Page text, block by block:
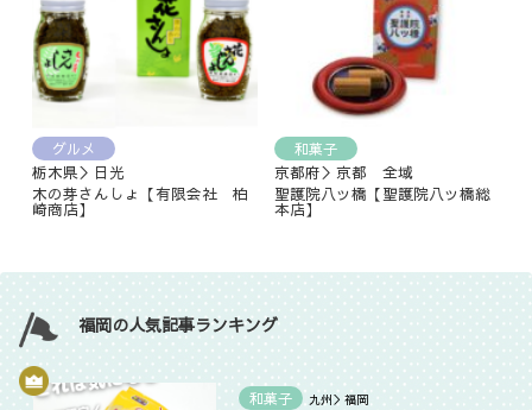
グルメ
栃木県＞日光
木の芽さんしょ【有限会社 柏
崎商店】
和菓子
京都府＞京都 全域
聖護院八ッ橋【聖護院八ッ橋総
本店】
福岡の人気記事ランキング
和菓子 九州＞福岡